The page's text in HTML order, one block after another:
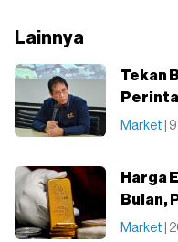
Lainnya
Tekan
Market |
Harga
Bulan,
Market |